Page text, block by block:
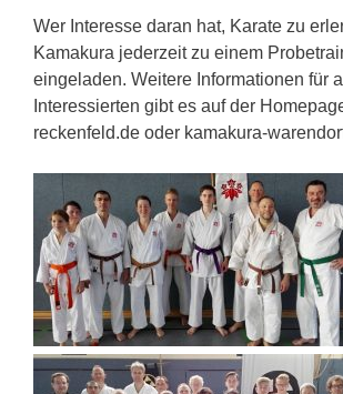
Wer Interesse daran hat, Karate zu
Kamakura jederzeit zu einem
eingeladen. Weitere Informationen für
Interessierten gibt es auf der
reckenfeld.de oder kamakura-